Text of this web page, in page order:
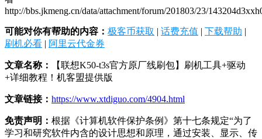
http://bbs.jkmeng.cn/data/attachment/forum/201803/23/
可能对你有帮助的内容： 极客币获取 | 话费充值 | 下载帮助 |
刷机必看 | 阿里云代金券
文章名称：
【联想K50-t3s官方原厂线刷包】刷机工具+驱动
+详细教程！机客盟提供版
文章链接： https://www.xtdiguo.com/4904.html
免责声明： 根据《计算机软件保护条例》第十七条规定“为了
学习和研究软件内含的设计思想和原理，通过安装、显示、传